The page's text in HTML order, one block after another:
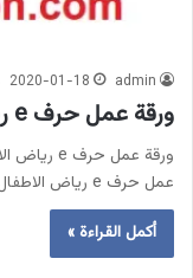
admin
2020-01-18
ورقة عمل حرف e رياض الاطفال
عمل حرف e رياض الاطفال ===== لمشاهدة و…
أكمل القراءة »